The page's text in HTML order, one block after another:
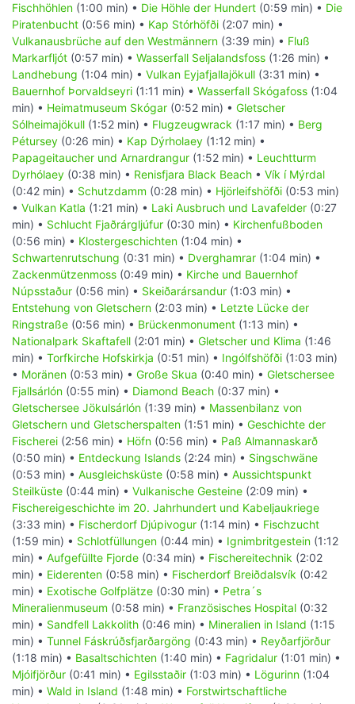
Fischhöhlen (1:00 min) • Die Höhle der Hundert (0:59 min) • Die
Piratenbucht (0:56 min) • Kap Stórhöfði (2:07 min) •
Vulkanausbrüche auf den Westmännern (3:39 min) • Fluß
Markarfljót (0:57 min) • Wasserfall Seljalandsfoss (1:26 min) •
Landhebung (1:04 min) • Vulkan Eyjafjallajökull (3:31 min) •
Bauernhof Þorvaldseyri (1:11 min) • Wasserfall Skógafoss (1:04
min) • Heimatmuseum Skógar (0:52 min) • Gletscher
Sólheimajökull (1:52 min) • Flugzeugwrack (1:17 min) • Berg
Pétursey (0:26 min) • Kap Dýrholaey (1:12 min) •
Papageitaucher und Arnardrangur (1:52 min) • Leuchtturm
Dyrhólaey (0:38 min) • Renisfjara Black Beach • Vík í Mýrdal
(0:42 min) • Schutzdamm (0:28 min) • Hjörleifshöfði (0:53 min)
• Vulkan Katla (1:21 min) • Laki Ausbruch und Lavafelder (0:27
min) • Schlucht Fjaðrárgljúfur (0:30 min) • Kirchenfußboden
(0:56 min) • Klostergeschichten (1:04 min) •
Schwartenrutschung (0:31 min) • Dverghamrar (1:04 min) •
Zackenmützenmoss (0:49 min) • Kirche und Bauernhof
Núpsstaður (0:56 min) • Skeiðarársandur (1:03 min) •
Entstehung von Gletschern (2:03 min) • Letzte Lücke der
Ringstraße (0:56 min) • Brückenmonument (1:13 min) •
Nationalpark Skaftafell (2:01 min) • Gletscher und Klima (1:46
min) • Torfkirche Hofskirkja (0:51 min) • Ingólfshöfði (1:03 min)
• Moränen (0:53 min) • Große Skua (0:40 min) • Gletschersee
Fjallsárlón (0:55 min) • Diamond Beach (0:37 min) •
Gletschersee Jökulsárlón (1:39 min) • Massenbilanz von
Gletschern und Gletscherspalten (1:51 min) • Geschichte der
Fischerei (2:56 min) • Höfn (0:56 min) • Paß Almannaskarð
(0:50 min) • Entdeckung Islands (2:24 min) • Singschwäne
(0:53 min) • Ausgleichsküste (0:58 min) • Aussichtspunkt
Steilküste (0:44 min) • Vulkanische Gesteine (2:09 min) •
Fischereigeschichte im 20. Jahrhundert und Kabeljaukriege
(3:33 min) • Fischerdorf Djúpivogur (1:14 min) • Fischzucht
(1:59 min) • Schlotfüllungen (0:44 min) • Ignimbritgestein (1:12
min) • Aufgefüllte Fjorde (0:34 min) • Fischereitechnik (2:02
min) • Eiderenten (0:58 min) • Fischerdorf Breiðdalsvík (0:42
min) • Exotische Golfplätze (0:30 min) • Petra´s
Mineralienmuseum (0:58 min) • Französisches Hospital (0:32
min) • Sandfell Lakkolith (0:46 min) • Mineralien in Island (1:15
min) • Tunnel Fáskrúðsfjarðargöng (0:43 min) • Reyðarfjörður
(1:18 min) • Basaltschichten (1:40 min) • Fagridalur (1:01 min) •
Mjóifjörður (0:41 min) • Egilsstaðir (1:03 min) • Lögurinn (1:04
min) • Wald in Island (1:48 min) • Forstwirtschaftliche